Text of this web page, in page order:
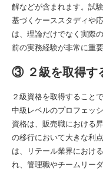
解などが含まれます。試
基づくケーススタディや
は、理論だけでなく実際
前の実務経験が非常に重要
③ ２級を取得す
２級資格を取得すること
中級レベルのプロフェッ
資格は、販売職における
の移行において大きな利
は、リテール業界におけ
れ、管理職やチームリー